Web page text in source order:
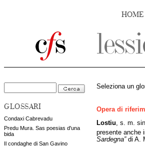
HOME
GLOSSARI
Condaxi Cabrevadu
Predu Mura. Sas poesias d'una
bida
Il condaghe di San Gavino
Seleziona un
Opera di
Lostiu , s. m.
presente anche
Sardegna”di A.